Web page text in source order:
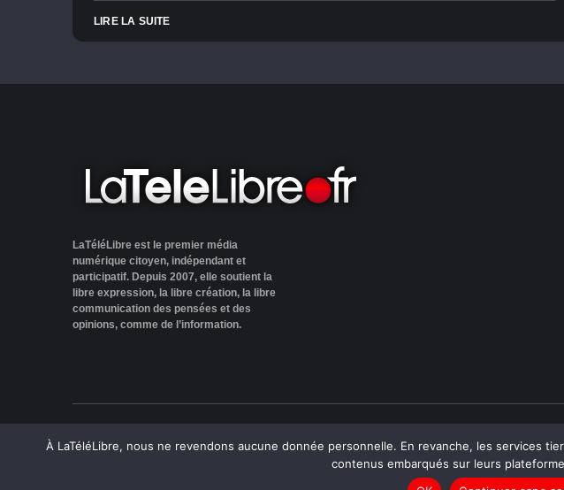
LIRE LA SUITE
LaTéléLibre est le premier média
numérique citoyen, indépendant et
participatif. Depuis 2007, elle soutient la
libre expression, la libre création, la libre
communication des pensées et des
opinions, comme de l’information.
— Tous les contenus, sauf exception signalée, sont sous licence
À LaTéléLibre, nous ne revendons aucune donnée personnelle. En revanche, les services
contenus embarqués sur leurs